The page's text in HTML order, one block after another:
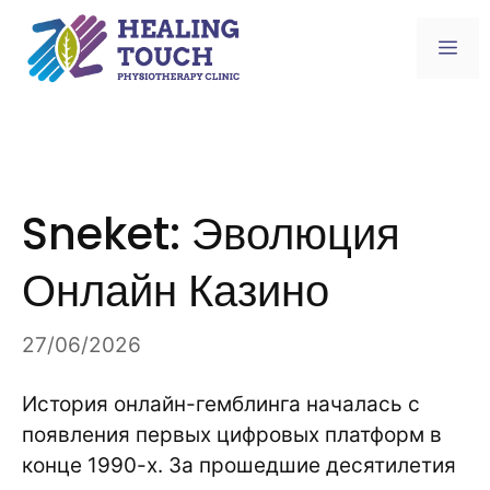
content
Sneket: Эволюция
Онлайн Казино
27/06/2026
История онлайн-гемблинга началась с
появления первых цифровых платформ в
конце 1990-х. За прошедшие десятилетия